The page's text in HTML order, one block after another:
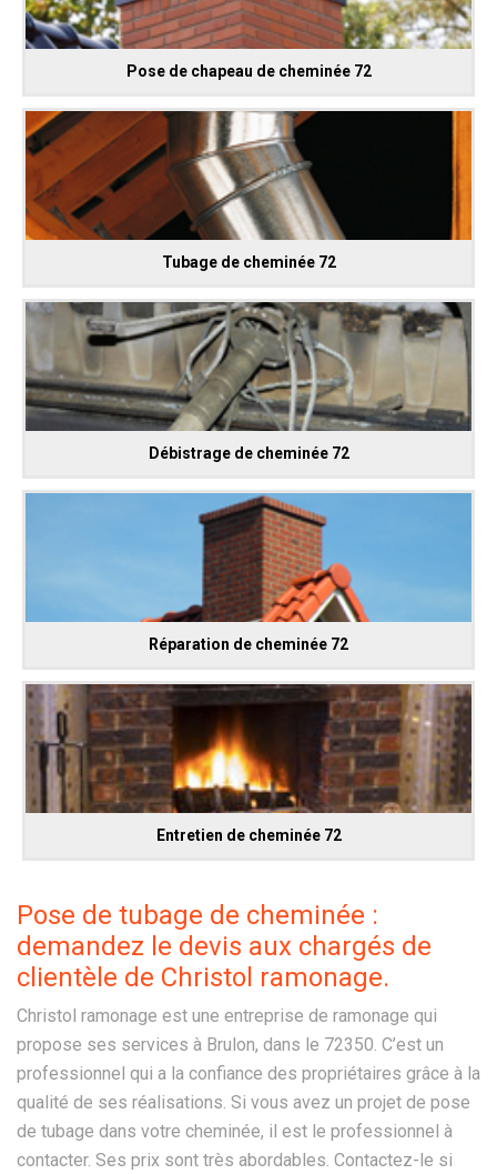
Pose de chapeau de cheminée 72
Tubage de cheminée 72
Débistrage de cheminée 72
Réparation de cheminée 72
Entretien de cheminée 72
Pose de tubage de cheminée :
demandez le devis aux chargés de
clientèle de Christol ramonage.
Christol ramonage est une entreprise de ramonage qui
propose ses services à Brulon, dans le 72350. C’est un
professionnel qui a la confiance des propriétaires grâce à la
qualité de ses réalisations. Si vous avez un projet de pose
de tubage dans votre cheminée, il est le professionnel à
contacter. Ses prix sont très abordables. Contactez-le si